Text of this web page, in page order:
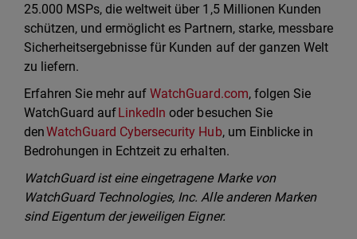
25.000 MSPs, die weltweit über 1,5 Millionen Kunden
schützen, und ermöglicht es Partnern, starke, messbare
Sicherheitsergebnisse für Kunden auf der ganzen Welt
zu liefern.
Erfahren Sie mehr aufWatchGuard.com, folgen Sie
WatchGuard auf LinkedIn oder besuchen Sie
denWatchGuard Cybersecurity Hub, um Einblicke in
Bedrohungen in Echtzeit zu erhalten.
WatchGuard ist eine eingetragene Marke von
WatchGuard Technologies, Inc. Alle anderen Marken
sind Eigentum der jeweiligen Eigner.